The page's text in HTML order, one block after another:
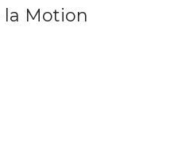
la Motion